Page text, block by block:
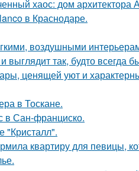
хаос: дом
в Краснодаре.
воздушными
так, будто всегда
ценящей уют и
в Тоскане.
в Сан-франциско.
"Кристалл".
квартиру для певицы,